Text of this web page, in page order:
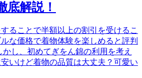
底解説！
ることで半額以上の割引を受けるこ
な価格で着物体験を楽しめると評判
し、初めてぎをん錦の利用を考え
いけど着物の品質は大丈夫？可愛い